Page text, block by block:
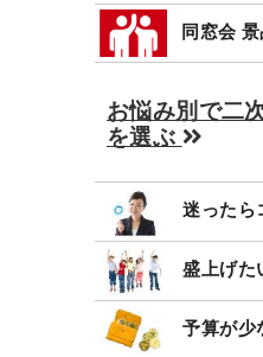
同窓会
お悩み別で二
を選ぶ
迷ったら
盛上げた
予算が少